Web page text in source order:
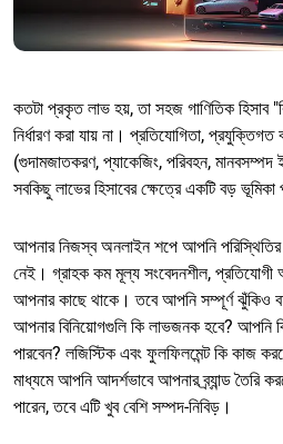
কতটা প্রকৃত লাভ হয়, তা সহজ গাণিতিক হিসাব
নির্ধারণ করা যায় না। প্রতিযোগিতা, প্রযুক্তিগত
(গুদামজাতকরণ, প্যাকেজিং, পরিবহন, মানবসম্পদ
সবকিছু লাভের হিসাবের ক্ষেত্রে একটি বড়
আপনার নিজস্ব অনলাইন শপে আপনি
নেই। গ্রাহক কম মূল্য সংবেদনশীল,
আপনার কাছে থাকে। তবে আপনি সম্পূর্ণ ঝুঁকিও
আপনার বিনিয়োগগুলি কি লাভজনক হবে? আপনি
পারবেন? লজিস্টিক এবং ফুলফিলমেন্ট কি কাজ
মাধ্যমে আপনি আদর্শভাবে আপনার ব্র্যান্ড তৈরি
পারেন, তবে এটি খুব বেশি সম্পদ-নিবিড়।